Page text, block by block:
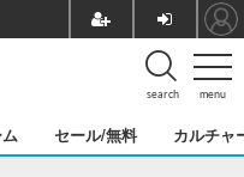
menu
search
セール/無料 カルチャ